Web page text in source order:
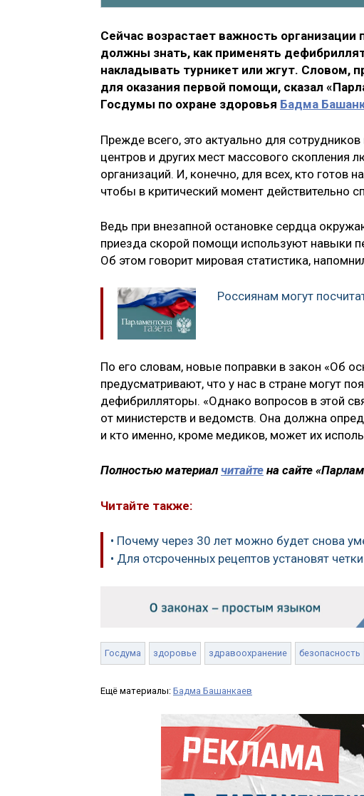
Сейчас возрастает важность
должны знать, как применять
накладывать турникет или жгут. Словом,
для оказания первой помощи, сказал
Госдумы по охране здоровья Бадма
Прежде всего, это актуально для
центров и других мест массового скопления
организаций. И, конечно, для всех, кто готов
чтобы в критический момент действительно
Ведь при внезапной остановке сердца
приезда скорой помощи используют навыки
Об этом говорит мировая статистика,
Россиянам могут
По его словам, новые поправки в закон «Об
предусматривают, что у нас в стране могут
дефибрилляторы. «Однако вопросов в этой
от министерств и ведомств. Она должна
и кто именно, кроме медиков, может их
Полностью материал читайте на сайте
Читайте также:
• Почему через 30 лет можно будет снова
• Для отсроченных рецептов установят
Госдума здоровье здравоохранение безопасность
Ещё материалы: Бадма Башанкаев